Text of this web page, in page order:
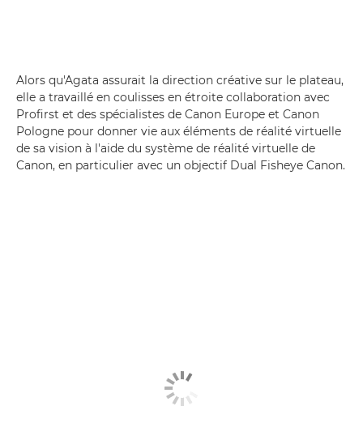
Alors qu'Agata assurait la direction créative sur le plateau,
elle a travaillé en coulisses en étroite collaboration avec
Profirst et des spécialistes de Canon Europe et Canon
Pologne pour donner vie aux éléments de réalité virtuelle
de sa vision à l'aide du système de réalité virtuelle de
Canon, en particulier avec un objectif Dual Fisheye Canon.